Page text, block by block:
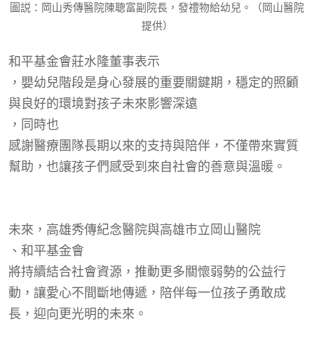
圖説：岡山秀傳醫院陳聰富副院長，發禮物給幼兒。（岡山醫院
提供）
和平基金會莊水隆董事表示
，嬰幼兒階段是身心發展的重要關鍵期，穩定的照顧
與良好的環境對孩子未來影響深遠
，同時也
感謝醫療團隊長期以來的支持與陪伴，不僅帶來實質
幫助，也讓孩子們感受到來自社會的善意與溫暖。
未來，高雄秀傳紀念醫院與高雄市立岡山醫院
、和平基金會
將持續結合社會資源，推動更多關懷弱勢的公益行
動，讓愛心不間斷地傳遞，陪伴每一位孩子勇敢成
長，迎向更光明的未來。